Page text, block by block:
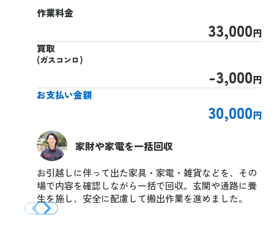
作業料金
33,000円
買取
(ガスコンロ)
-3,000円
お支払い金額
30,000円
家財や家電を一括回収
お引越しに伴って出た家具・家電・雑貨などを、その
場で内容を確認しながら一括で回収。玄関や通路に養
生を施し、安全に配慮して搬出作業を進めました。